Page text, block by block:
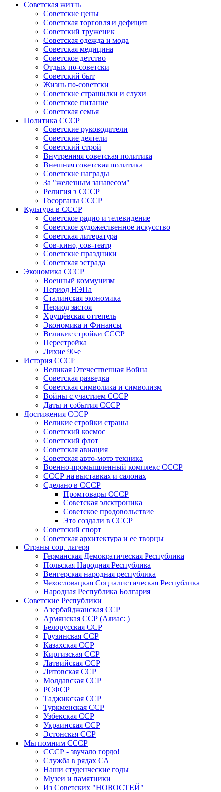
Советская жизнь
Советские цены
Советская торговля и дефицит
Советский труженик
Советская одежда и мода
Советская медицина
Советское детство
Отдых по-советски
Советский быт
Жизнь по-советски
Советские страшилки и слухи
Советское питание
Советская семья
Политика СССР
Советские руководители
Советские деятели
Советский строй
Внутренняя советская политика
Внешняя советская политика
Советские награды
За "железным занавесом"
Религия в СССР
Госорганы СССР
Культура в СССР
Советское радио и телевидение
Советское художественное искусство
Советская литература
Сов-кино, сов-театр
Советские праздники
Советская эстрада
Экономика СССР
Военный коммунизм
Период НЭПа
Сталинская экономика
Период застоя
Хрущёвская оттепель
Экономика и Финансы
Великие стройки СССР
Перестройка
Лихие 90-е
История СССР
Великая Отечественная Война
Советская разведка
Советская символика и символизм
Войны с участием СССР
Даты и события СССР
Достижения СССР
Великие стройки страны
Советский космос
Советский флот
Советская авиация
Советская авто-мото техника
Военно-промышленный комплекс СССР
СССР на выставках и салонах
Сделано в СССР
Промтовары СССР
Советская электроника
Советское продовольствие
Это создали в СССР
Советский спорт
Советская архитектура и ее творцы
Страны соц. лагеря
Германская Демократическая Республика
Польская Народная Республика
Венгерская народная республика
Чехословацкая Социалистическая Республика
Народная Республика Болгария
Советские Республики
Азербайджанская ССР
Армянская ССР (Алиас: )
Белорусская ССР
Грузинская ССР
Казахская ССР
Киргизская ССР
Латвийская ССР
Литовская ССР
Молдавская ССР
РСФСР
Таджикская ССР
Туркменская ССР
Узбекская ССР
Украинская ССР
Эстонская ССР
Мы помним СССР
СССР - звучало гордо!
Служба в рядах СА
Наши студенческие годы
Музеи и памятники
Из Советских "НОВОСТЕЙ"